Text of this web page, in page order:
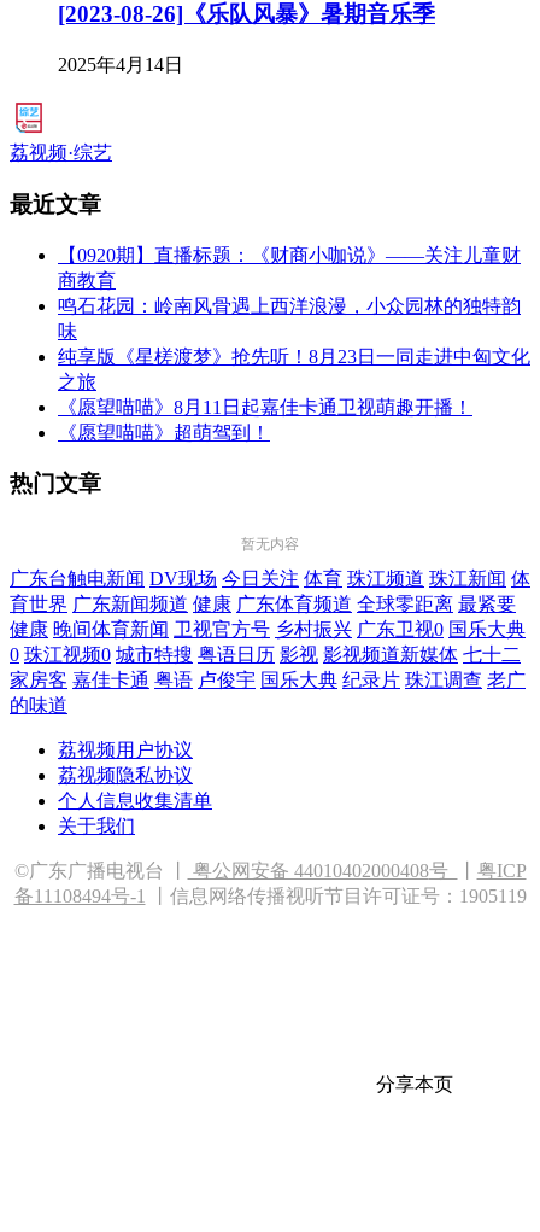
[2023-08-26]《乐队风暴》暑期音乐季
2025年4月14日
荔视频·综艺
最近文章
【0920期】直播标题：《财商小咖说》——关注儿童财
商教育
鸣石花园：岭南风骨遇上西洋浪漫，小众园林的独特韵
味
纯享版《星槎渡梦》抢先听！8月23日一同走进中匈文化
之旅
《愿望喵喵》8月11日起嘉佳卡通卫视萌趣开播！
《愿望喵喵》超萌驾到！
热门文章
暂无内容
广东台触电新闻 DV现场 今日关注 体育 珠江频道 珠江新闻 体
育世界 广东新闻频道 健康 广东体育频道 全球零距离 最紧要
健康 晚间体育新闻 卫视官方号 乡村振兴 广东卫视0 国乐大典
0 珠江视频0 城市特搜 粤语日历 影视 影视频道新媒体 七十二
家房客 嘉佳卡通 粤语 卢俊宇 国乐大典 纪录片 珠江调查 老广
的味道
荔视频用户协议
荔视频隐私协议
个人信息收集清单
关于我们
©广东广播电视台 丨 粤公网安备 44010402000408号
粤ICP
备11108494号-1
丨信息网络传播视听节目许可证号：1905119
分享本页